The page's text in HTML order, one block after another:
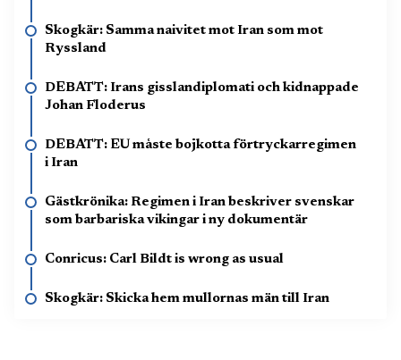
Skogkär: Samma naivitet mot Iran som mot
Ryssland
DEBATT: Irans gisslandiplomati och kidnappade
Johan Floderus
DEBATT: EU måste bojkotta förtryckarregimen
i Iran
Gästkrönika: Regimen i Iran beskriver svenskar
som barbariska vikingar i ny dokumentär
Conricus: Carl Bildt is wrong as usual
Skogkär: Skicka hem mullornas män till Iran